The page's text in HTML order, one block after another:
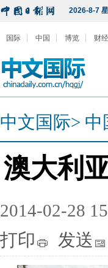
2026-8-7
国际 中国 博览 财经
中文国际> 中
澳大利
2014-02-28
打印
发送